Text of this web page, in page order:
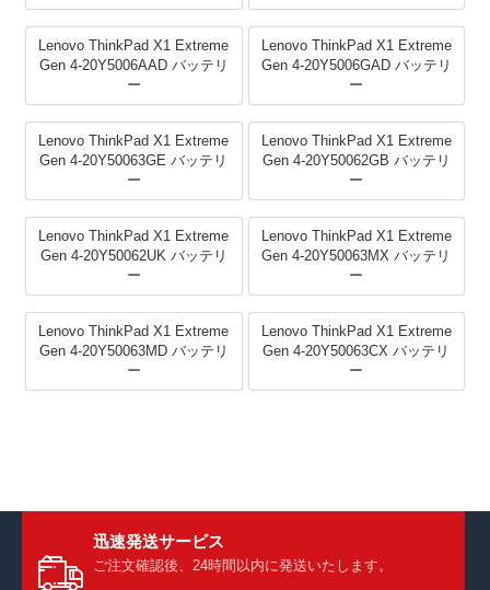
Lenovo ThinkPad X1 Extreme
Gen 4-20Y5006AAD バッテリ
ー
Lenovo ThinkPad X1 Extreme
Gen 4-20Y5006GAD バッテリ
ー
Lenovo ThinkPad X1 Extreme
Gen 4-20Y50063GE バッテリ
ー
Lenovo ThinkPad X1 Extreme
Gen 4-20Y50062GB バッテリ
ー
Lenovo ThinkPad X1 Extreme
Gen 4-20Y50062UK バッテリ
ー
Lenovo ThinkPad X1 Extreme
Gen 4-20Y50063MX バッテリ
ー
Lenovo ThinkPad X1 Extreme
Gen 4-20Y50063MD バッテリ
ー
Lenovo ThinkPad X1 Extreme
Gen 4-20Y50063CX バッテリ
ー
迅速発送サービス
ご注文確認後、24時間以内に発送いたします。